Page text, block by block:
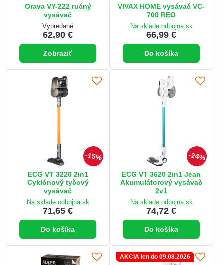
Orava VY-222 ručný
vysávač
Vypredané
62,90 €
Zobraziť
VIVAX HOME vysávač VC-
700 REO
Na sklade odbojna.sk
66,99 €
Do košíka
15%
ECG VT 3220 2in1
Cyklónový tyčový
vysávač
Na sklade odbojna.sk
71,65 €
Do košíka
24%
ECG VT 3620 2in1 Jean
Akumulátorový vysávač
2v1
Na sklade odbojna.sk
74,72 €
Do košíka
AKCIA len do 09.08.2026